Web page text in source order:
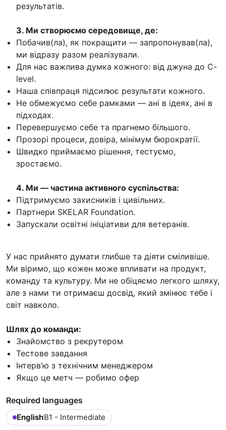
результатів.
3. Ми створюємо середовище, де:
Побачив(ла), як покращити — запропонував(ла),
ми відразу разом реалізували.
Для нас важлива думка кожного: від джуна до C-
level.
Наша співпраця підсилює результати кожного.
Не обмежуємо себе рамками — ані в ідеях, ані в
підходах.
Перевершуємо себе та прагнемо більшого.
Прозорі процеси, довіра, мінімум бюрократії.
Швидко приймаємо рішення, тестуємо,
зростаємо.
4. Ми — частина активного суспільства:
Підтримуємо захисників і цивільних.
Партнери SKELAR Foundation.
Запускали освітні ініціативи для ветеранів.
У нас прийнято думати глибше та діяти сміливіше.
Ми віримо, що кожен може впливати на продукт,
команду та культуру. Ми не обіцяємо легкого шляху,
але з нами ти отримаєш досвід, який змінює тебе і
світ навколо.
Шлях до команди:
Знайомство з рекрутером
Тестове завдання
Інтерв’ю з технічним менеджером
Якщо це метч — робимо офер
Required languages
EnglishB1 - Intermediate